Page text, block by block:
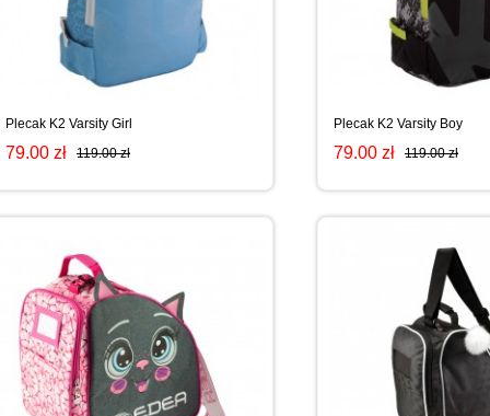
Plecak K2 Varsity Girl
79.00 zł 119.00 zł
Plecak K2 Varsity Boy
79.00 zł 119.00 zł